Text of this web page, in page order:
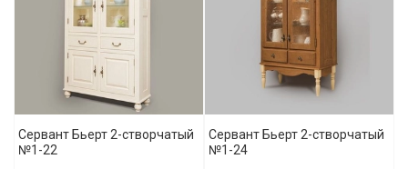
Сервант Бьерт 2-створчатый
№1-22
Сервант Бьерт 2-створчатый
№1-24